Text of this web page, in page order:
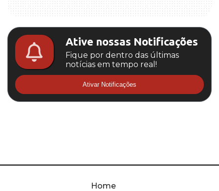
Ative nossas Notificações
Fique por dentro das últimas
notícias em tempo real!
Ativar Notificações
Home